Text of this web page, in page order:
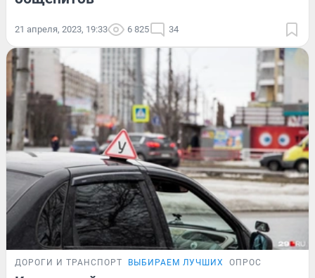
21 апреля, 2023, 19:33 6 825 34
ДОРОГИ И ТРАНСПОРТ ВЫБИРАЕМ ЛУЧШИХ ОПРОС